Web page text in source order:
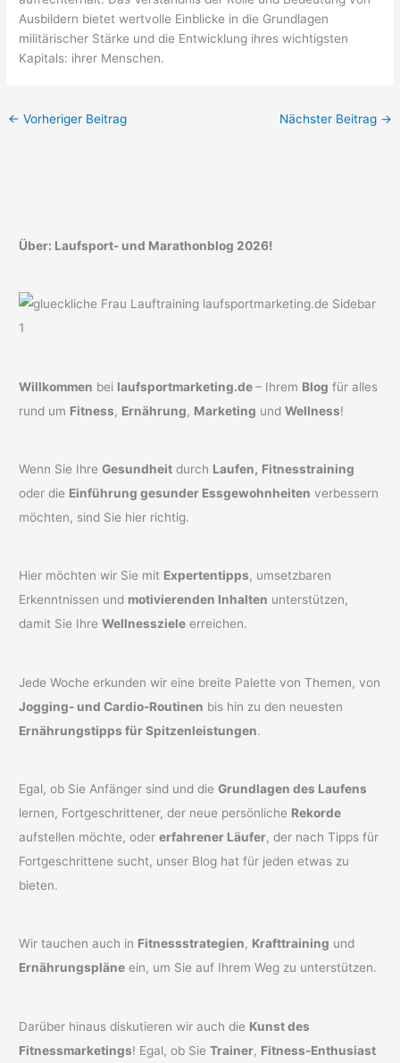
Ausbildern bietet wertvolle Einblicke in die Grundlagen
militärischer Stärke und die Entwicklung ihres wichtigsten
Kapitals: ihrer Menschen.
← Vorheriger Beitrag Nächster Beitrag →
Über: Laufsport- und Marathonblog 2026!
Willkommen bei laufsportmarketing.de– Ihrem Blog für alles
rund um Fitness, Ernährung, Marketing undWellness!
Wenn Sie IhreGesundheit durch Laufen, Fitnesstraining
oder die Einführung gesunder Essgewohnheiten verbessern
möchten, sind Sie hier richtig.
Hier möchten wir Sie mit Expertentipps, umsetzbaren
Erkenntnissen und motivierenden Inhalten unterstützen,
damit Sie IhreWellnessziele erreichen.
Jede Woche erkunden wir eine breite Palette von Themen, von
Jogging- und Cardio-Routinen bis hin zu den neuesten
Ernährungstipps für Spitzenleistungen.
Egal, ob Sie Anfänger sind und dieGrundlagen des Laufens
lernen, Fortgeschrittener, der neue persönliche Rekorde
aufstellen möchte, odererfahrener Läufer, der nach Tipps für
Fortgeschrittene sucht, unser Blog hat für jeden etwas zu
bieten.
Wir tauchen auch in Fitnessstrategien, Krafttraining und
Ernährungspläne ein, um Sie auf Ihrem Weg zu unterstützen.
Darüber hinaus diskutieren wir auch die Kunst des
Fitnessmarketings! Egal, ob SieTrainer, Fitness-Enthusiast